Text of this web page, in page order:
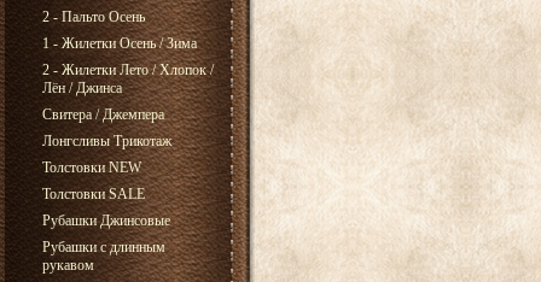
2 - Пальто Осень
1 - Жилетки Осень / Зима
2 - Жилетки Лето / Хлопок /
Лён / Джинса
Свитера / Джемпера
Лонгсливы Трикотаж
Толстовки NEW
Толстовки SALE
Рубашки Джинсовые
Рубашки с длинным
рукавом